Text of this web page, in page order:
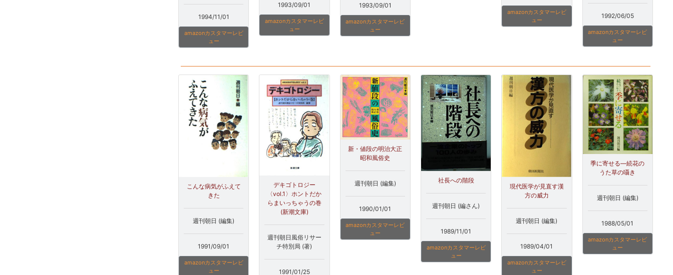
1994/11/01
amazonカスタマーレビ
ュー
1993/09/01
amazonカスタマーレビ
ュー
1993/09/01
amazonカスタマーレビ
ュー
amazonカスタマーレビ
ュー
1992/06/05
amazonカスタマーレビ
ュー
こんな病気がふえて
きた
週刊朝日 (編集)
1991/09/01
amazonカスタマーレビ
ュー
デキゴトロジー
〈vol.1〉ホントだか
らまいっちゃうの巻
(新潮文庫)
週刊朝日風俗リサー
チ特別局 (著)
1991/01/25
新・値段の明治大正
昭和風俗史
週刊朝日 (編集)
1990/01/01
amazonカスタマーレビ
ュー
社長への階段
週刊朝日 (編さん)
1989/11/01
amazonカスタマーレビ
ュー
現代医学が見直す漢
方の威力
週刊朝日 (編集)
1989/04/01
amazonカスタマーレビ
ュー
季に寄せる―続花の
うた草の囁き
週刊朝日 (編集)
1988/05/01
amazonカスタマーレビ
ュー